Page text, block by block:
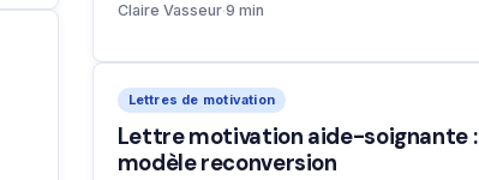
Claire Vasseur·9 min
Lettres de motivation
Lettre motivation aide-soignante :
modèle reconversion